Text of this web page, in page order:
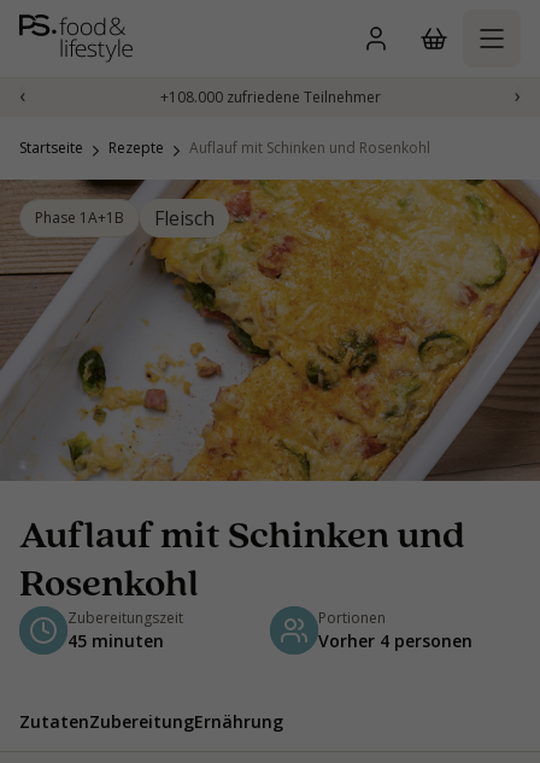
Zum
Inhalt
springen
‹ +108.000 zufriedene Teilnehmer ›
Startseite Rezepte Auflauf mit Schinken und Rosenkohl
Phase 1A+1B Fleisch
Auflauf mit Schinken und
Rosenkohl
Zubereitungszeit
45 minuten
Portionen
Vorher 4 personen
ZutatenZubereitungErnährung